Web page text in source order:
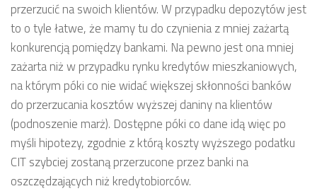
przerzucić na swoich klientów. W przypadku depozytów jest
to o tyle łatwe, że mamy tu do czynienia z mniej zażartą
konkurencją pomiędzy bankami. Na pewno jest ona mniej
zażarta niż w przypadku rynku kredytów mieszkaniowych,
na którym póki co nie widać większej skłonności banków
do przerzucania kosztów wyższej daniny na klientów
(podnoszenie marż). Dostępne póki co dane idą więc po
myśli hipotezy, zgodnie z którą koszty wyższego podatku
CIT szybciej zostaną przerzucone przez banki na
oszczędzających niż kredytobiorców.